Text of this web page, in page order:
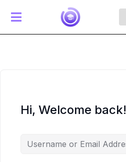

Hi, Welcome back!